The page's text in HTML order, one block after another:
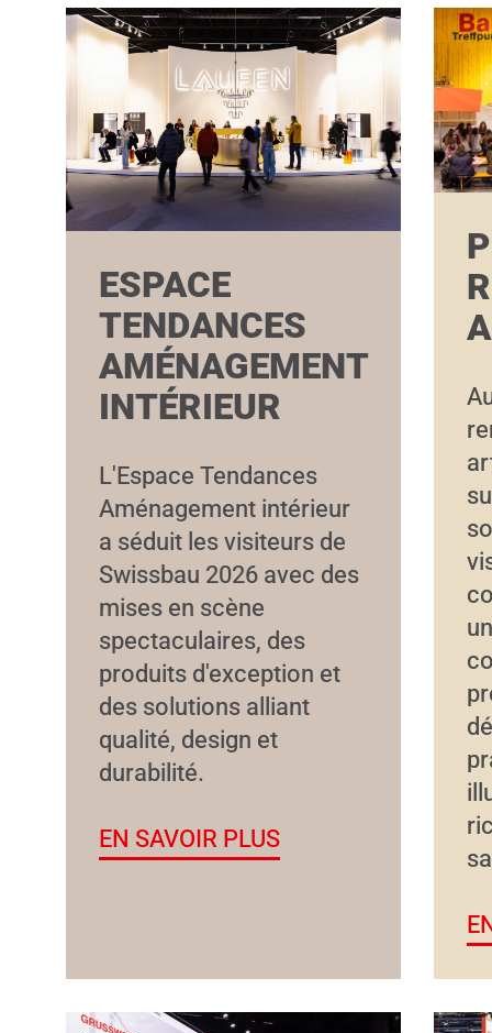
ESPACE
TENDANCES
AMÉNAGEMENT
INTÉRIEUR
L'Espace Tendances
Aménagement intérieur
a séduit les visiteurs de
Swissbau 2026 avec des
mises en scène
spectaculaires, des
produits d'exception et
des solutions alliant
qualité, design et
durabilité.
EN SAVOIR PLUS